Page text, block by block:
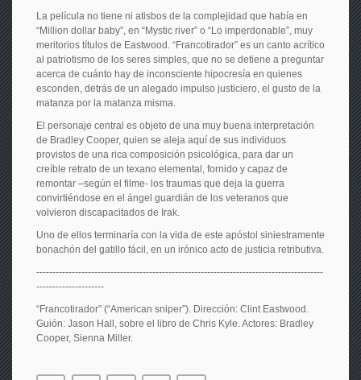
La película no tiene ni atisbos de la complejidad que había en
“Million dollar baby”, en “Mystic river” o “Lo imperdonable”, muy
meritorios títulos de Eastwood. “Francotirador” es un canto acrítico
al patriotismo de los seres simples, que no se detiene a preguntar
acerca de cuánto hay de inconsciente hipocresía en quienes
esconden, detrás de un alegado impulso justiciero, el gusto de la
matanza por la matanza misma.
El personaje central es objeto de una muy buena interpretación
de Bradley Cooper, quien se aleja aquí de sus individuos
provistos de una rica composición psicológica, para dar un
creíble retrato de un texano elemental, fornido y capaz de
remontar –según el filme- los traumas que deja la guerra
convirtiéndose en el ángel guardián de los veteranos que
volvieron discapacitados de Irak.
Uno de ellos terminaría con la vida de este apóstol siniestramente
bonachón del gatillo fácil, en un irónico acto de justicia retributiva.
-----------------------------------------------------------------------------------------
---------------------
“Francotirador” (“American sniper”). Dirección: Clint Eastwood.
Guión: Jason Hall, sobre el libro de Chris Kyle. Actores: Bradley
Cooper, Sienna Miller.